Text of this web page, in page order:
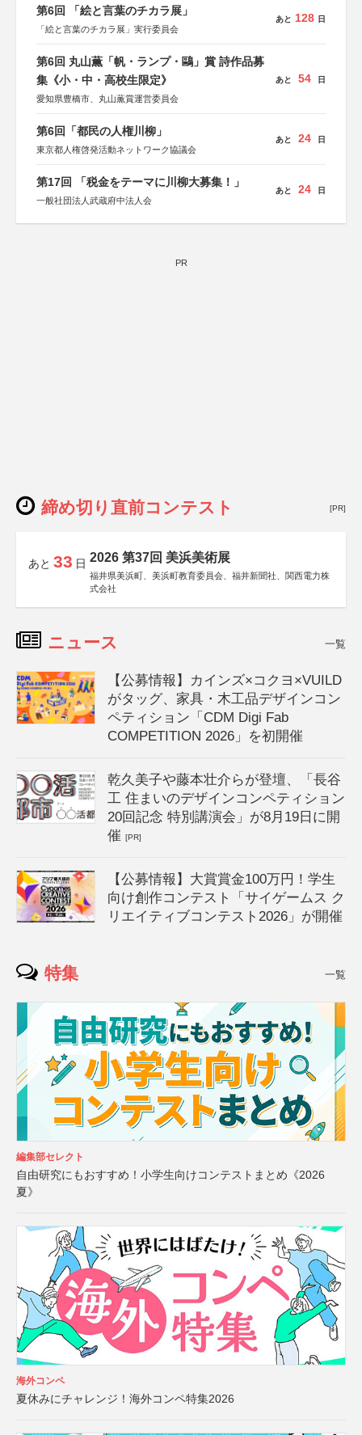
第6回 「絵と言葉のチカラ展」
「絵と言葉のチカラ展」実行委員会
あと 128 日
第6回 丸山薫「帆・ランプ・鷗」賞 詩作品募
集《小・中・高校生限定》
愛知県豊橋市、丸山薫賞運営委員会
あと 54 日
第6回「都民の人権川柳」
東京都人権啓発活動ネットワーク協議会
あと 24 日
第17回 「税金をテーマに川柳大募集！」
一般社団法人武蔵府中法人会
あと 24 日
PR
締め切り直前コンテスト [PR]
あと 33 日 2026 第37回 美浜美術展
福井県美浜町、美浜町教育委員会、福井新聞社、関西電力株
式会社
ニュース 一覧
【公募情報】カインズ×コクヨ×VUILD
がタッグ、家具・木工品デザインコン
ペティション「CDM Digi Fab
COMPETITION 2026」を初開催
乾久美子や藤本壮介らが登壇、「長谷
工 住まいのデザインコンペティション
20回記念 特別講演会」が8月19日に開
催[PR]
【公募情報】大賞賞金100万円！学生
向け創作コンテスト「サイゲームス ク
リエイティブコンテスト2026」が開催
特集 一覧
編集部セレクト
自由研究にもおすすめ！小学生向けコンテストまとめ《2026
夏》
海外コンペ
夏休みにチャレンジ！海外コンペ特集2026